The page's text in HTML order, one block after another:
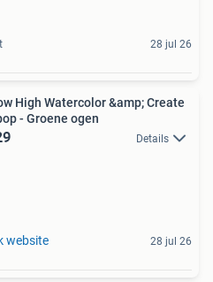
28 jul 26
High Watercolor &amp; Create
- Groene ogen
Details
website 28 jul 26